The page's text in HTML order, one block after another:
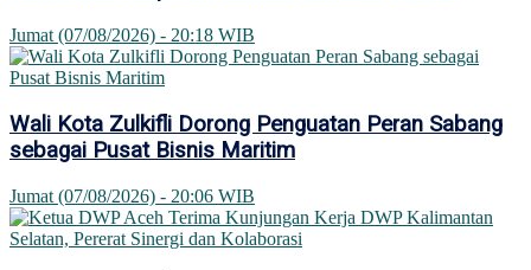
Jumat (07/08/2026) - 20:18 WIB
Wali Kota Zulkifli Dorong Penguatan Peran Sabang
sebagai Pusat Bisnis Maritim
Jumat (07/08/2026) - 20:06 WIB